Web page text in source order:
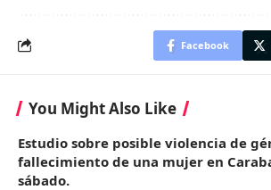
Facebook
You Might Also Like
Estudio sobre posible violencia de
fallecimiento de una mujer en
sábado.